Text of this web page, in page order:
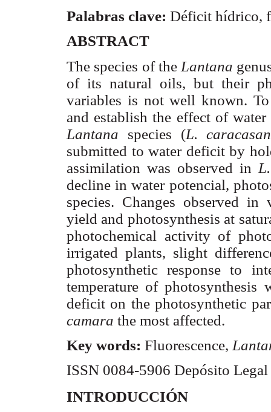
Palabras clave: Déficit hídrico,
ABSTRACT
The species of the Lantana
of its natural oils, but their
variables is not well known.
and establish the effect of
Lantana species (L.
submitted to water deficit by
assimilation was observed in
decline in water potencial,
species. Changes observed in
yield and photosynthesis at
photochemical activity of
irrigated plants, slight
photosynthetic response to
temperature of
deficit on the photosynthetic
camara the most affected.
Key words: Fluorescence,
ISSN 0084-5906 Depósito
INTRODUCCIÓN